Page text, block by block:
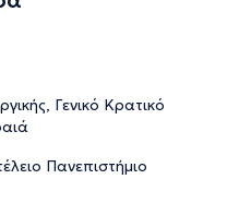
Γενικό Κρατικό
Πανεπιστήμιο